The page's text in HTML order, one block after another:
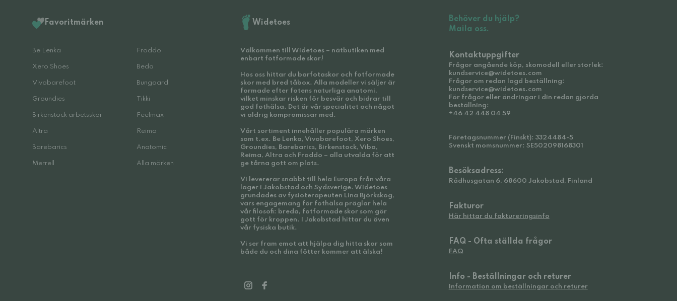
Favoritmärken
Be Lenka Froddo
Xero Shoes Beda
Vivobarefoot Bungaard
Groundies Tikki
Birkenstock arbetsskor Feelmax
Altra Reima
Barebarics Anatomic
Merrell Alla märken
Widetoes
Välkommen till Widetoes – nätbutiken med
enbart fotformade skor!
Hos oss hittar du barfotaskor och fotformade
skor med bred tåbox. Alla modeller vi säljer är
formade efter fotens naturliga anatomi,
vilket minskar risken för besvär och bidrar till
god fothälsa. Det är vår specialitet och något
vi aldrig kompromissar med.
Vårt sortiment innehåller populära märken
som t.ex. Be Lenka, Vivobarefoot, Xero Shoes,
Groundies, Barebarics, Birkenstock, Viba,
Reima, Altra och Froddo – alla utvalda för att
ge tårna gott om plats.
Vi levererar snabbt till hela Europa från våra
lager i Jakobstad och Sydsverige. Widetoes
grundades av fysioterapeuten Lina Björkskog,
vars engagemang för fothälsa präglar hela
vår filosofi: breda, fotformade skor som gör
gott för kroppen. I Jakobstad hittar du även
vår fysiska butik.
Vi ser fram emot att hjälpa dig hitta skor som
både du och dina fötter kommer att älska!
Behöver du hjälp?
Maila oss.
Kontaktuppgifter
Frågor angående köp, skomodell eller storlek:
kundservice@widetoes.com
Frågor om redan lagd beställning:
kundservice@widetoes.com
För frågor eller ändringar i din redan gjorda
beställning:
+46 42 448 04 59
Företagsnummer (Finskt): 3324484-5
Svenskt momsnummer: SE502098168301
Besöksadress:
Rådhusgatan 6, 68600 Jakobstad, Finland
Fakturor
Här hittar du faktureringsinfo
FAQ - Ofta ställda frågor
FAQ
Info - Beställningar och returer
Information om beställningar och returer